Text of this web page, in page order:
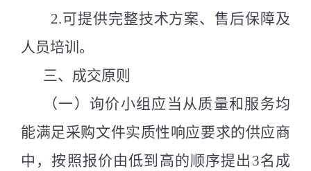
2.可提供完整技术方案、售后保障及
人员培训 。
三、成交原则
（一）询价小组应当从质量和服务均
能满足采购文件实质性响应要求的供应商
中，按照报价由低到高的顺序提出 3名成